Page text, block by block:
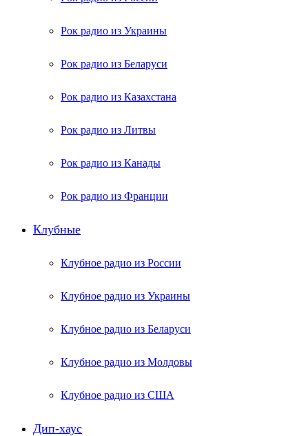
Рок радио из Украины
Рок радио из Беларуси
Рок радио из Казахстана
Рок радио из Литвы
Рок радио из Канады
Рок радио из Франции
Клубные
Клубное радио из России
Клубное радио из Украины
Клубное радио из Беларуси
Клубное радио из Молдовы
Клубное радио из США
Дип-хаус